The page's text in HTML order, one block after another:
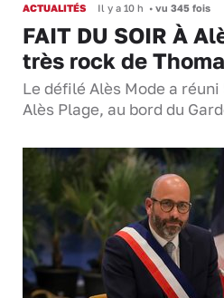
ACTUALITÉS Il y a 10 h • vu 345 fois
FAIT DU SOIR À
très rock de
Le défilé Alès Mode a
Alès Plage, au bord du